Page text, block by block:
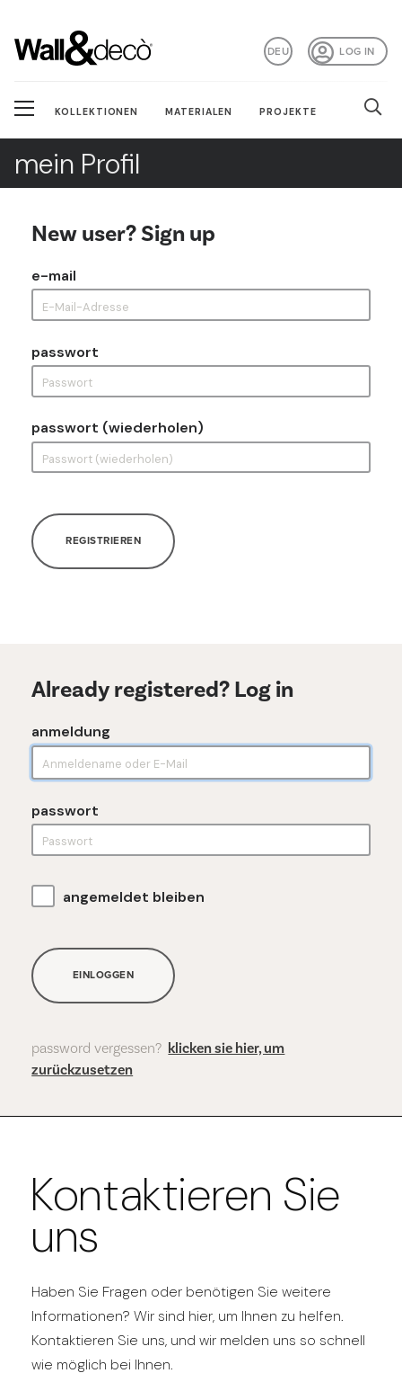
LOG IN
DEU
KOLLEKTIONEN MATERIALEN PROJEKTE
mein Profil
New user? Sign up
e-mail
passwort
passwort (wiederholen)
REGISTRIEREN
Already registered? Log in
anmeldung
passwort
angemeldet bleiben
EINLOGGEN
password vergessen? klicken sie hier, um
zurückzusetzen
Kontaktieren Sie
uns
Haben Sie Fragen oder benötigen Sie weitere
Informationen? Wir sind hier, um Ihnen zu helfen.
Kontaktieren Sie uns, und wir melden uns so schnell
wie möglich bei Ihnen.